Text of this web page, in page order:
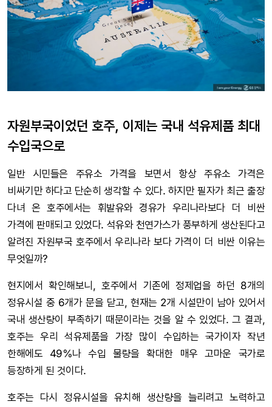
자원부국이었던 호주, 이제는 국내 석유제품 최대
수입국으로
일반 시민들은 주유소 가격을 보면서 항상 주유소 가격은
비싸기만 하다고 단순히 생각할 수 있다. 하지만 필자가 최근 출장
다녀 온 호주에서는 휘발유와 경유가 우리나라보다 더 비싼
가격에 판매되고 있었다. 석유와 천연가스가 풍부하게 생산된다고
알려진 자원부국 호주에서 우리나라 보다 가격이 더 비싼 이유는
무엇일까?
현지에서 확인해보니, 호주에서 기존에 정제업을 하던 8개의
정유시설 중 6개가 문을 닫고, 현재는 2개 시설만이 남아 있어서
국내 생산량이 부족하기 때문이라는 것을 알 수 있었다. 그 결과,
호주는 우리 석유제품을 가장 많이 수입하는 국가이자 작년
한해에도 49%나 수입 물량을 확대한 매우 고마운 국가로
등장하게 된 것이다.
호주는 다시 정유시설을 유치해 생산량을 늘리려고 노력하고